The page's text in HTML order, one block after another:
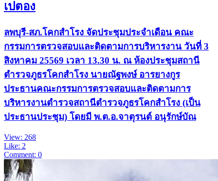
เปตอง
ลพบุรี-สภ.โคกสำโรง จัดประชุมประจำเดือน คณะ
กรรมการตรวจสอบและติดตามการบริหารงาน วันที่ 3
สิงหาคม 25569 เวลา 13.30 น. ณ ห้องประชุมสถานี
ตำรวจภูธรโคกสำโรง นายณัฐพงษ์ อารยางกูร
ประธานคณะกรรมการตรวจสอบและติดตามการ
บริหารงานตำรวจสถานีตำรวจภูธรโคกสำโรง (เป็น
ประธานประชุม) โดยมี พ.ต.อ.จาตุรนต์ อนุรักษ์บัณ
View: 268
Like: 2
Comment: 0